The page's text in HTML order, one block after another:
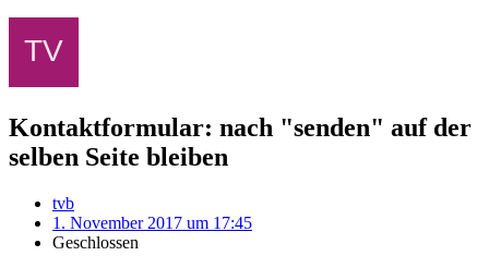
Kontaktformular: nach "senden" auf der
selben Seite bleiben
tvb
1. November 2017 um 17:45
Geschlossen